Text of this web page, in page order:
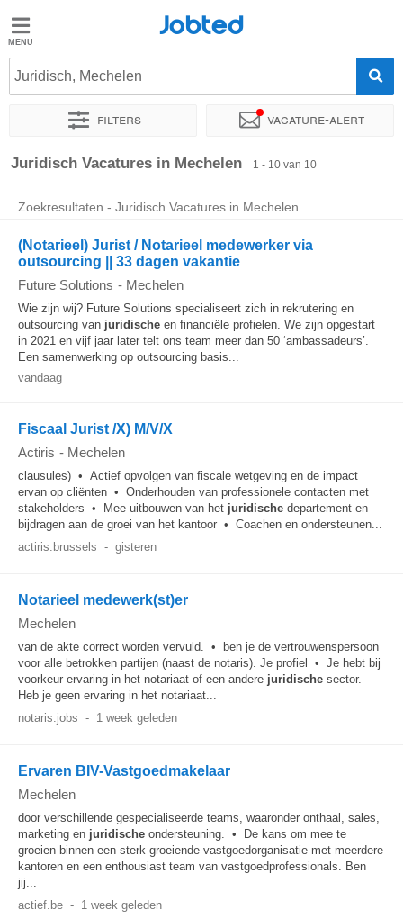
Jobted
Taal
Jobted
Juridisch, Mechelen
Filters Vacature-alert
Sorteer op Exacte locatie Bedrijf Salarissen
Juridisch Vacatures in Mechelen 1 - 10 van 10
Zoekresultaten - Juridisch Vacatures in Mechelen
(Notarieel) Jurist / Notarieel medewerker via
outsourcing || 33 dagen vakantie
Future Solutions - Mechelen
Wie zijn wij? Future Solutions specialiseert zich in rekrutering en
outsourcing van juridische en financiële profielen. We zijn opgestart
in 2021 en vijf jaar later telt ons team meer dan 50 ‘ambassadeurs’.
Een samenwerking op outsourcing basis...
vandaag
Fiscaal Jurist /X) M/V/X
Actiris - Mechelen
clausules) • Actief opvolgen van fiscale wetgeving en de impact
ervan op cliënten • Onderhouden van professionele contacten met
stakeholders • Mee uitbouwen van het juridische departement en
bijdragen aan de groei van het kantoor • Coachen en ondersteunen...
actiris.brussels - gisteren
Notarieel medewerk(st)er
Mechelen
van de akte correct worden vervuld. • ben je de vertrouwenspersoon
voor alle betrokken partijen (naast de notaris). Je profiel • Je hebt bij
voorkeur ervaring in het notariaat of een andere juridische sector.
Heb je geen ervaring in het notariaat...
notaris.jobs - 1 week geleden
Ervaren BIV-Vastgoedmakelaar
Mechelen
door verschillende gespecialiseerde teams, waaronder onthaal, sales,
marketing en juridische ondersteuning. • De kans om mee te
groeien binnen een sterk groeiende vastgoedorganisatie met meerdere
kantoren en een enthousiast team van vastgoedprofessionals. Ben
jij...
actief.be - 1 week geleden